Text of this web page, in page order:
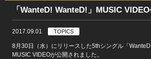
「WanteD! WanteD!」MUSIC
2017.09.01 TOPICS
8月30日（水）にリリースした5thシングル「
MUSIC VIDEOが公開されました。